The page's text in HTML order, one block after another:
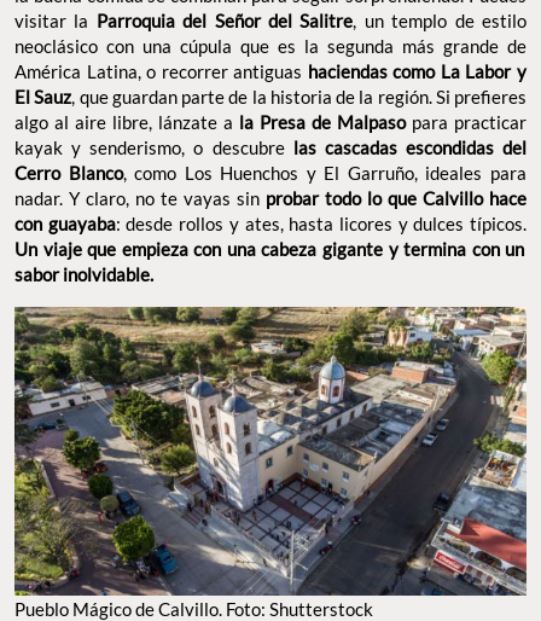
visitar la Parroquia del Señor del Salitre, un templo de estilo
neoclásico con una cúpula que es la segunda más grande de
América Latina, o recorrer antiguas haciendas como La Labor y
El Sauz, que guardan parte de la historia de la región. Si prefieres
algo al aire libre, lánzate a la Presa de Malpasopara practicar
kayak y senderismo, o descubre las cascadas escondidas del
Cerro Blanco, como Los Huenchos y El Garruño, ideales para
nadar. Y claro, no te vayas sin probar todo lo que Calvillo hace
con guayaba: desde rollos y ates, hasta licores y dulces típicos.
Un viaje que empieza con una cabeza gigante y termina con un
sabor inolvidable.
Pueblo Mágico de Calvillo. Foto: Shutterstock